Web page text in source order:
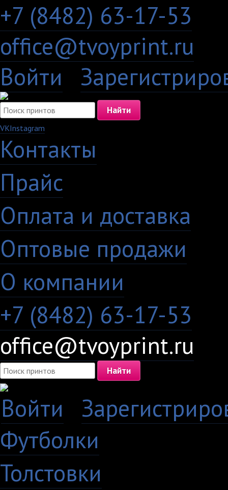
+7 (8482) 63-17-53
office@tvoyprint.ru
Войти
VKInstagram
Контакты
Прайс
Оплата и доставка
Оптовые продажи
О компании
+7 (8482) 63-17-53
office@tvoyprint.ru
Войти
Футболки
Толстовки